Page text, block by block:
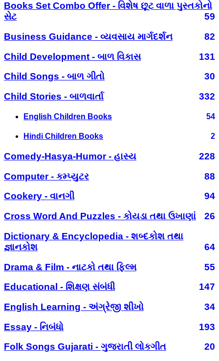
Books Set Combo Offer - વિશેષ છૂટ વાળા પુસ્તકોનો
સેટ
59
Business Guidance - વ્યવસાય માર્ગદર્શન
82
Child Development - બાળ વિકાસ
131
Child Songs - બાળ ગીતો
30
Child Stories - બાળવાર્તા
332
English Children Books 54
Hindi Children Books 2
Comedy-Hasya-Humor - હાસ્ય
228
Computer - કમ્પ્યુટર
88
Cookery - વાનગી
94
Cross Word And Puzzles - કોયડા તથા ઉખાણાં
26
Dictionary & Encyclopedia - શબ્દકોશ તથા
જ્ઞાનકોશ
64
Drama & Film - નાટકો તથા ફિલ્મ
55
Educational - શિક્ષણ સંબંધી
147
English Learning - અંગ્રેજી શીખો
34
Essay - નિબંધો
193
Folk Songs Gujarati - ગુજરાતી લોકગીત
20